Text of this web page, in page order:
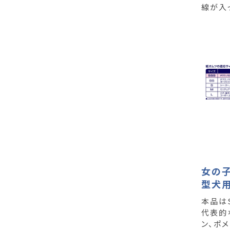
線が入
女の
型犬
本品は
代表的
ン、ポ